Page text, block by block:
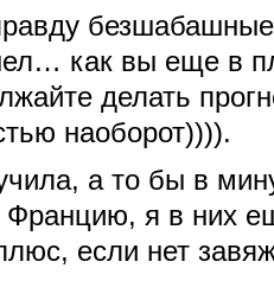
как вы еще в
делать
наоборот)))).
а то бы в
Францию, я в них
если нет